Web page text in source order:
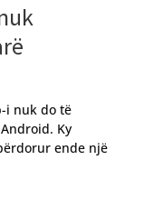
i nuk do të
Ky
ende një